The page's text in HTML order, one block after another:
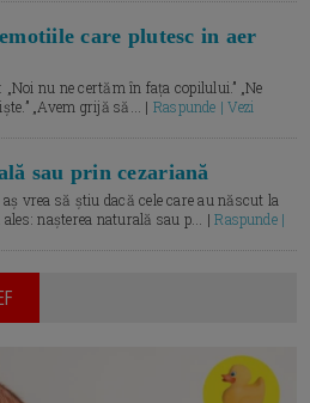
care plutesc in aer
nu ne certăm în fața copilului.” „Ne
„Avem grijă să... | Raspunde | Vezi
sau prin cezariană
vrea să știu dacă cele care au născut la
ales: nașterea naturală sau p... |Raspunde |